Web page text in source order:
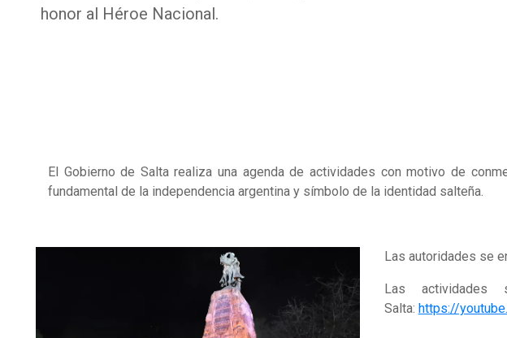
honor al Héroe Nacional.
El Gobierno de Salta realiza una agenda de actividades con motivo de
fundamental de la independencia argentina y símbolo de la identidad salteña.
Las autoridades se
Las
Salta: https://